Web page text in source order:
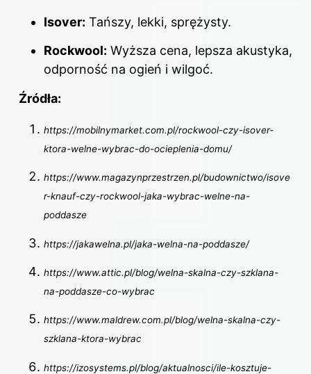
Isover: Tańszy, lekki, sprężysty.
Rockwool: Wyższa cena, lepsza akustyka,
odporność na ogień i wilgoć.
Źródła:
https://mobilnymarket.com.pl/rockwool-czy-isover-
ktora-welne-wybrac-do-ocieplenia-domu/
https://www.magazynprzestrzen.pl/budownictwo/isove
r-knauf-czy-rockwool-jaka-wybrac-welne-na-
poddasze
https://jakawelna.pl/jaka-welna-na-poddasze/
https://www.attic.pl/blog/welna-skalna-czy-szklana-
na-poddasze-co-wybrac
https://www.maldrew.com.pl/blog/welna-skalna-czy-
szklana-ktora-wybrac
https://izosystems.pl/blog/aktualnosci/ile-kosztuje-